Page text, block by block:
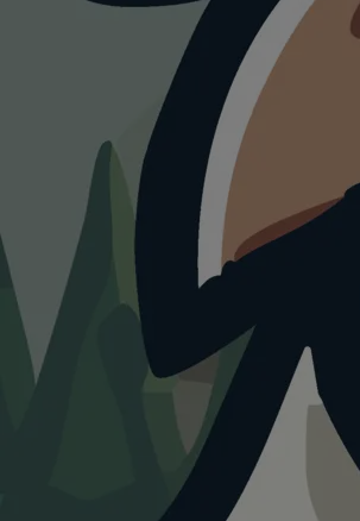
SEHENSWÜRDIGKEIT
Basler Münster